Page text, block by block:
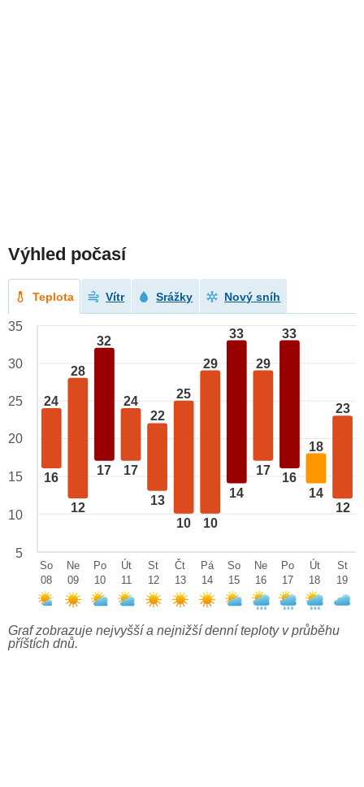
Výhled počasí
Teplota Vítr Srážky Nový sníh
24
16
28
12
32
17
24
17
22
13
25
10
29
10
33
14
29
17
33
16
18
14
23
12
35
30
25
20
15
10
5
So
08
Ne
09
Po
10
Út
11
St
12
Čt
13
Pá
14
So
15
Ne
16
Po
17
Út
18
St
19
Graf zobrazuje nejvyšší a nejnižší denní teploty v průběhu
příštích dnů.